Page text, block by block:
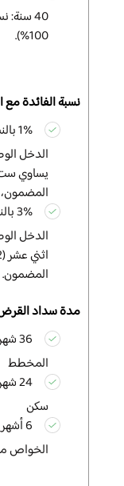
100%).
نسبة الفائدة مع
1% بالنسبة للدخل الذي يفوق أو يساوي
الدخل
المضمون،
3% بالنسبة للدخل الذي
الدخل
المضمون.
مدة سداد
36
المخطط
24
سكن
6
الخواص